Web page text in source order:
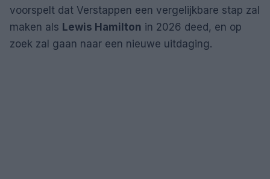
voorspelt dat Verstappen een vergelijkbare stap zal
maken als Lewis Hamilton in 2026 deed, en op
zoek zal gaan naar een nieuwe uitdaging.